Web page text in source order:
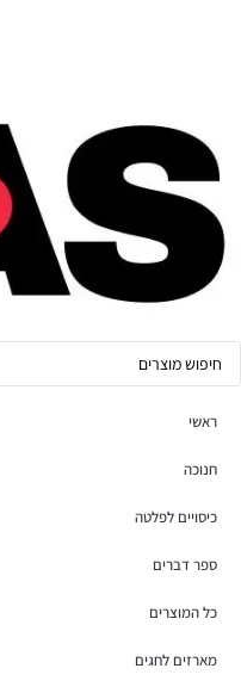
ראשי
חנוכה
כיסויים לפלטה
ספר דברים
כל המוצרים
מארזים לחגים